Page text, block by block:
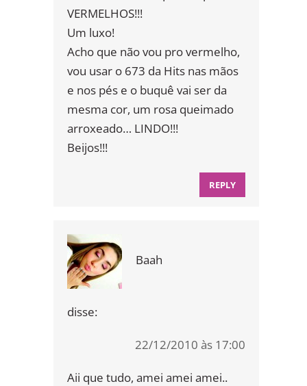
VERMELHOS!!!
Um luxo!
Acho que não vou pro vermelho,
vou usar o 673 da Hits nas mãos
e nos pés e o buquê vai ser da
mesma cor, um rosa queimado
arroxeado… LINDO!!!
Beijos!!!
REPLY
Baah
disse:
22/12/2010 às 17:00
Aii que tudo, amei amei amei..